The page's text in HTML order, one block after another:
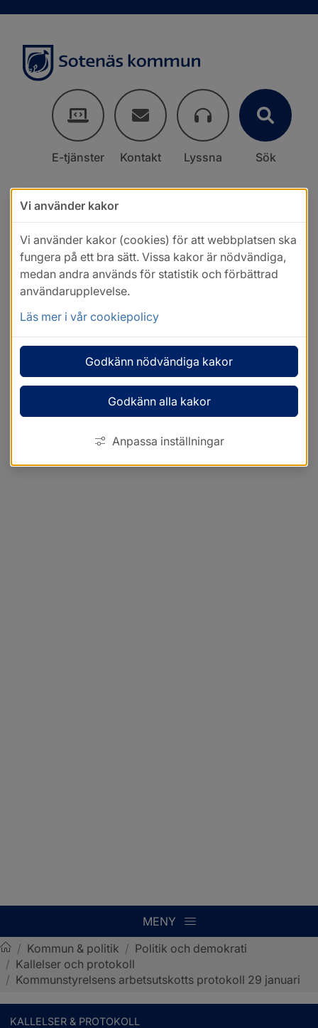
E-tjänster Kontakt Lyssna Sök
MENY
Sotenäs kommun
/ Kommun & politik / Politik och demokrati
/ Kallelser och protokoll
/ Kommunstyrelsens arbetsutskotts protokoll 29 januari
KALLELSER & PROTOKOLL
Vi använder kakor
Vi använder kakor (cookies) för att webbplatsen ska
fungera på ett bra sätt. Vissa kakor är nödvändiga,
medan andra används för statistik och förbättrad
användarupplevelse.
Läs mer i vår cookiepolicy
Godkänn nödvändiga kakor
Godkänn alla kakor
Anpassa inställningar